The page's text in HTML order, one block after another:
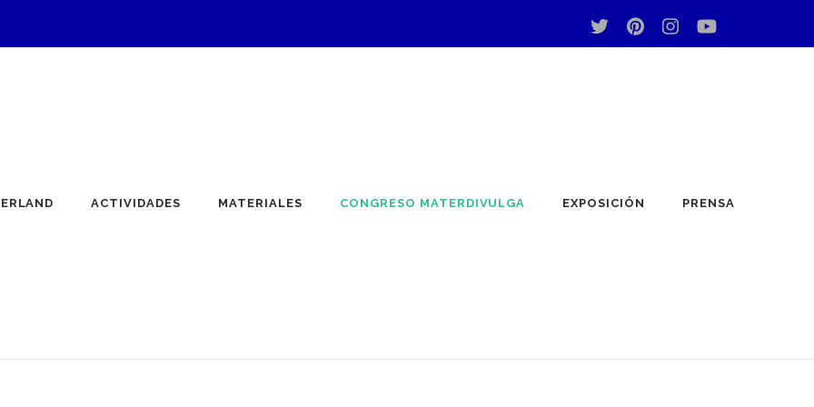
· Acercándonos al maravilloso mundo de los materiales
ACTIVIDADES MATERIALES CONGRESO MATERDIVULGA EXPOSICIÓN PRENSA